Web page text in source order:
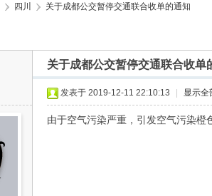
› 四川 › 关于成都公交暂停交通联合收单的通知
关于成都公交暂停交通联合收单
发表于 2019-12-11 22:10:13 显示全
由于空气污染严重，引发空气污染